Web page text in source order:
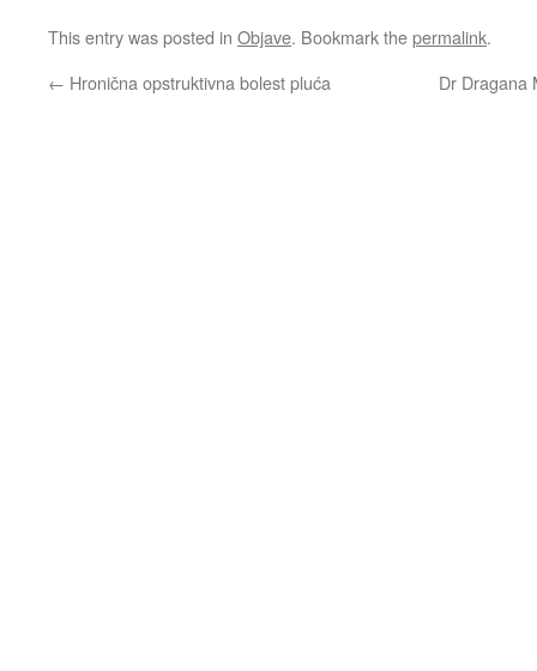
This entry was posted in Objave. Bookmark thepermalink.
← Hronična opstruktivna bolest pluća Dr Dragana